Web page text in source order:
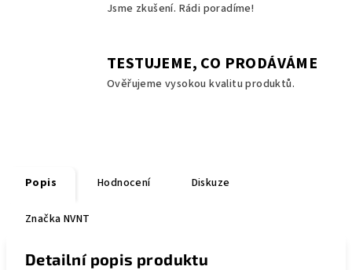
Jsme zkušení. Rádi poradíme!
TESTUJEME, CO PRODÁVÁME
Ověřujeme vysokou kvalitu produktů.
Popis Hodnocení Diskuze
Značka NVNT
Detailní popis produktu